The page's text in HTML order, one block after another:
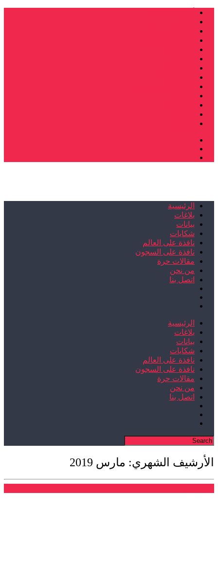
الرئيسية
بلاغات
بيانات
شكايات
نافذة على العالم
نافذة على السجون
مقالات حرة
من نحن
اتصل بنا
الرئيسية
بلاغات
بيانات
شكايات
نافذة على العالم
نافذة على السجون
مقالات حرة
من نحن
اتصل بنا
الأرشيف الشهري: مارس 2019